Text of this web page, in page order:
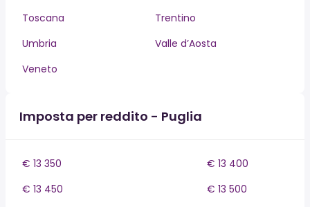
Toscana
Trentino
Umbria
Valle d’Aosta
Veneto
Imposta per reddito - Puglia
€ 13 350
€ 13 400
€ 13 450
€ 13 500